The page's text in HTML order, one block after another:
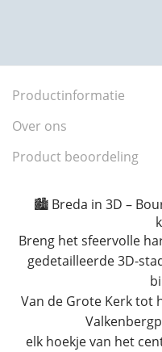
Productinformatie
Over ons
Product beoordeling
🏙️ Breda in 3D –
Breng het sfeervolle
gedetailleerde 3D-
Van de Grote Kerk tot
elk hoekje van het